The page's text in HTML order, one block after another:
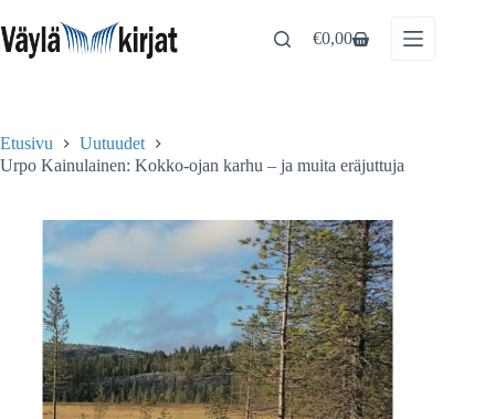
to
content
Shopping
€0,00
Etusivu
Uutuudet
Urpo Kainulainen: Kokko-ojan karhu – ja muita eräjuttuja